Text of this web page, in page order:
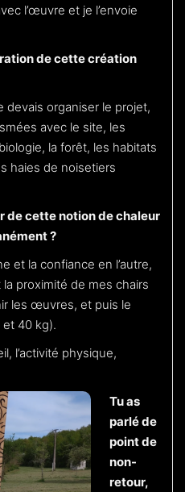
l’œuvre et je l’envoie
de cette création
devais organiser le projet,
avec le site, les
la forêt, les habitats
haies de noisetiers
de cette notion de chaleur
?
et la confiance en l’autre,
proximité de mes chairs
les œuvres, et puis le
40 kg).
l’activité physique,
Tu as
parlé de
point de
non-
retour,